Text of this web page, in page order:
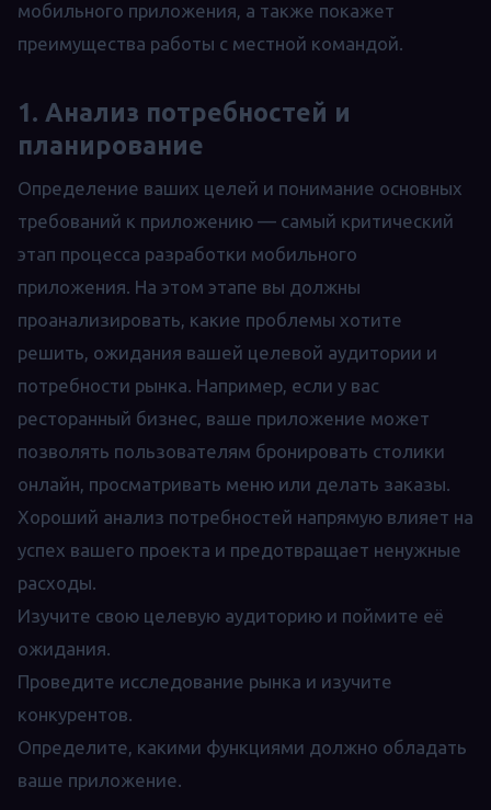
мобильного приложения, а также покажет
преимущества работы с местной командой.
1. Анализ потребностей и
планирование
Определение ваших целей и понимание основных
требований к приложению — самый критический
этап процесса разработки мобильного
приложения. На этом этапе вы должны
проанализировать, какие проблемы хотите
решить, ожидания вашей целевой аудитории и
потребности рынка. Например, если у вас
ресторанный бизнес, ваше приложение может
позволять пользователям бронировать столики
онлайн, просматривать меню или делать заказы.
Хороший анализ потребностей напрямую влияет на
успех вашего проекта и предотвращает ненужные
расходы.
Изучите свою целевую аудиторию и поймите её
ожидания.
Проведите исследование рынка и изучите
конкурентов.
Определите, какими функциями должно обладать
ваше приложение.